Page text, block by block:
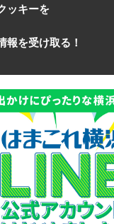
ッキーを
報を受け取る！